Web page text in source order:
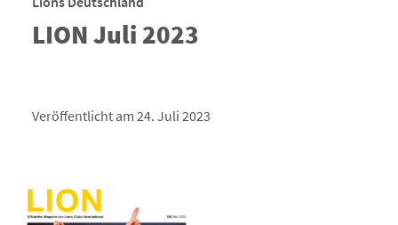
LION Juli 2023
Veröffentlicht am 24. Juli 2023